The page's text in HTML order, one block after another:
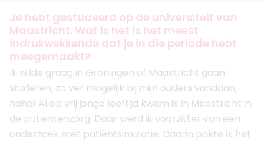
Je hebt gestudeerd op de universiteit van
Maastricht. Wat is het is het meest
indrukwekkende dat je in die periode hebt
meegemaakt?
Ik wilde graag in Groningen of Maastricht gaan
studeren, zo ver mogelijk bij mijn ouders vandaan,
haha! Al op vrij jonge leeftijd kwam ik in Maastricht in
de patiëntenzorg. Daar werd ik voorzitter van een
onderzoek met patiëntsimulatie. Daarin pakte ik het